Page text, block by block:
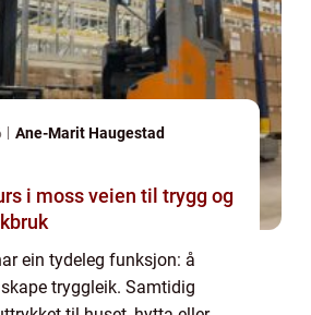
Ane-Marit Haugestad
til trygg og
ein tydeleg funksjon: å
tryggleik. Samtidig